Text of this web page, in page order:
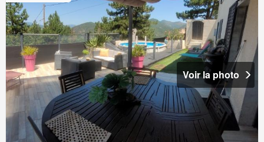
Voir la photo